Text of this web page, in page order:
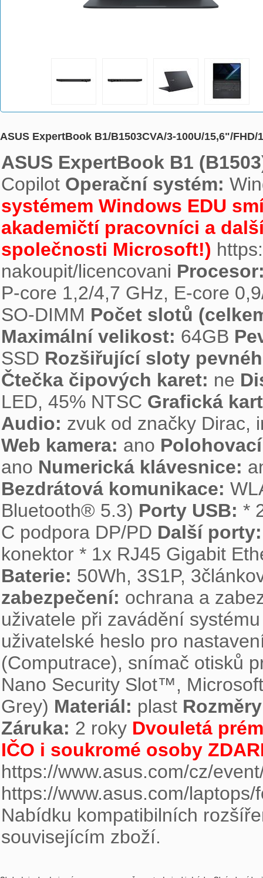
ASUS ExpertBook B1/B1503CVA/3-100U/15,6"/FHD/
ASUS ExpertBook B1
Copilot Operační systém:
systémem Windows EDU
akademičtí pracovníci a
společnosti Microsoft!)
nakoupit/licencovani
P-core 1,2/4,7 GHz, E-core
SO-DIMM Počet slotů
Maximální velikost: 64GB
SSD Rozšiřující sloty
Čtečka čipových karet: ne
LED, 45% NTSC Grafická
Audio:
Web kamera: ano
ano Numerická klávesnice:
Bezdrátová komunikace:
Bluetooth® 5.3) Porty USB: *
C podpora DP/PD Další porty:
Baterie: 50Wh, 3S1P,
zabezpečení: ochrana a
uživatele při zavádění
uživatelské heslo pro
(Computrace), snímač otisků
Nano Security Slot™,
Grey) Materiál: plast
Záruka: 2 roky Dvouletá
IČO i soukromé osoby
https://www.asus.com/cz/
Nabídku kompatibilních
souvisejícím zboží.